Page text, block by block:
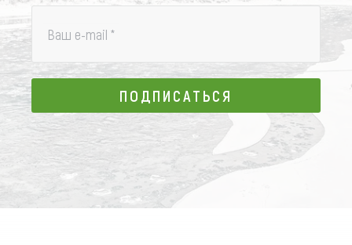
Ваш e-mail *
ПОДПИСАТЬСЯ
ПОДПИСАТЬСЯ